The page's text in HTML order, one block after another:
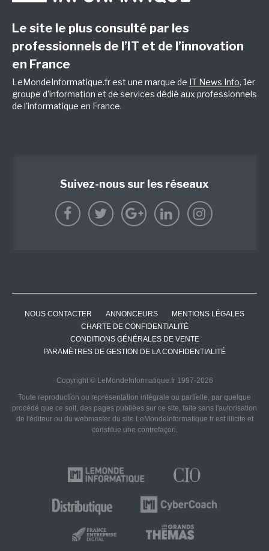
Le site le plus consulté par les
professionnels de l’IT et de l’innovation
en France
LeMondeInformatique.fr est une marque de IT News Info, 1er
groupe d'information et de services dédié aux professionnels
de l'informatique en France.
Suivez-nous sur les réseaux
NOUS CONTACTER ANNONCEURS
MENTIONS LÉGALES
CHARTE DE CONFIDENTIALITÉ
CONDITIONS GÉNÉRALES DE VENTE
PARAMÈTRES DE GESTION DE LA CONFIDENTIALITÉ
Copyright © LeMondeInformatique.fr 1997-2026
Toute reproduction ou représentation intégrale ou partielle, par quelque
procédé que ce soit, des pages publiées sur ce site, faite sans l'autorisation
de l'éditeur ou du webmaster du site LeMondeInformatique.fr est illicite et
constitue une contrefaçon.